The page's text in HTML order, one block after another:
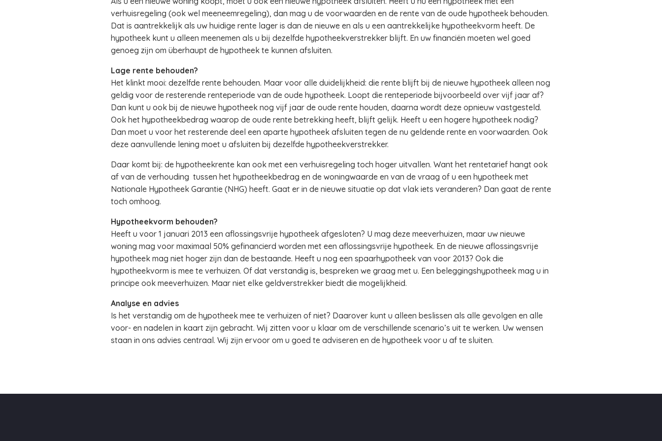
verhuisregeling (ook wel meeneemregeling), dan mag u de voorwaarden en de rente van de oude hypotheek behouden.
Dat is aantrekkelijk als uw huidige rente lager is dan de nieuwe en als u een aantrekkelijke hypotheekvorm heeft. De
hypotheek kunt u alleen meenemen als u bij dezelfde hypotheekverstrekker blijft. En uw financiën moeten wel goed
genoeg zijn om überhaupt de hypotheek te kunnen afsluiten.
Lage rente behouden?
Het klinkt mooi: dezelfde rente behouden. Maar voor alle duidelijkheid: die rente blijft bij de nieuwe hypotheek alleen nog
geldig voor de resterende renteperiode van de oude hypotheek. Loopt die renteperiode bijvoorbeeld over vijf jaar af?
Dan kunt u ook bij de nieuwe hypotheek nog vijf jaar de oude rente houden, daarna wordt deze opnieuw vastgesteld.
Ook het hypotheekbedrag waarop de oude rente betrekking heeft, blijft gelijk. Heeft u een hogere hypotheek nodig?
Dan moet u voor het resterende deel een aparte hypotheek afsluiten tegen de nu geldende rente en voorwaarden. Ook
deze aanvullende lening moet u afsluiten bij dezelfde hypotheekverstrekker.
Daar komt bij: de hypotheekrente kan ook met een verhuisregeling toch hoger uitvallen. Want het rentetarief hangt ook
af van de verhouding tussen het hypotheekbedrag en de woningwaarde en van de vraag of u een hypotheek met
Nationale Hypotheek Garantie (NHG) heeft. Gaat er in de nieuwe situatie op dat vlak iets veranderen? Dan gaat de rente
toch omhoog.
Hypotheekvorm behouden?
Heeft u voor 1 januari 2013 een aflossingsvrije hypotheek afgesloten? U mag deze meeverhuizen, maar uw nieuwe
woning mag voor maximaal 50% gefinancierd worden met een aflossingsvrije hypotheek. En de nieuwe aflossingsvrije
hypotheek mag niet hoger zijn dan de bestaande. Heeft u nog een spaarhypotheek van voor 2013? Ook die
hypotheekvorm is mee te verhuizen. Of dat verstandig is, bespreken we graag met u. Een beleggingshypotheek mag u in
principe ook meeverhuizen. Maar niet elke geldverstrekker biedt die mogelijkheid.
Analyse en advies
Is het verstandig om de hypotheek mee te verhuizen of niet? Daarover kunt u alleen beslissen als alle gevolgen en alle
voor- en nadelen in kaart zijn gebracht. Wij zitten voor u klaar om de verschillende scenario’s uit te werken. Uw wensen
staan in ons advies centraal. Wij zijn ervoor om u goed te adviseren en de hypotheek voor u af te sluiten.